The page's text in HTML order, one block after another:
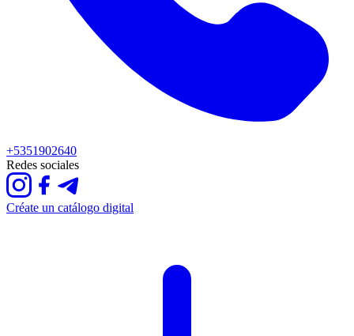
+5351902640
Redes sociales
Créate un catálogo digital